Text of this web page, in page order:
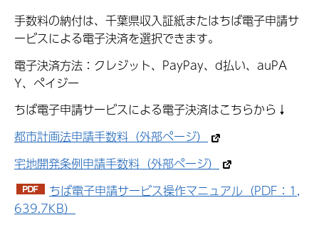
手数料の納付は、千葉県収入証紙またはちば電子申請サ
ービスによる電子決済を選択できます。
電子決済方法：クレジット、PayPay、d払い、auPA
Y、ペイジー
ちば電子申請サービスによる電子決済はこちらから↓
都市計画法申請手数料（外部ページ）
宅地開発条例申請手数料（外部ページ）
ちば電子申請サービス操作マニュアル（PDF：1,
639.7KB）